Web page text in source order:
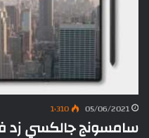
05/06/2021 1٬310